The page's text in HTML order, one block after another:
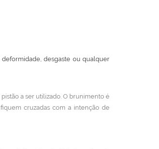
desgaste ou qualquer
a ser utilizado. O brunimento é
cruzadas com a intenção de